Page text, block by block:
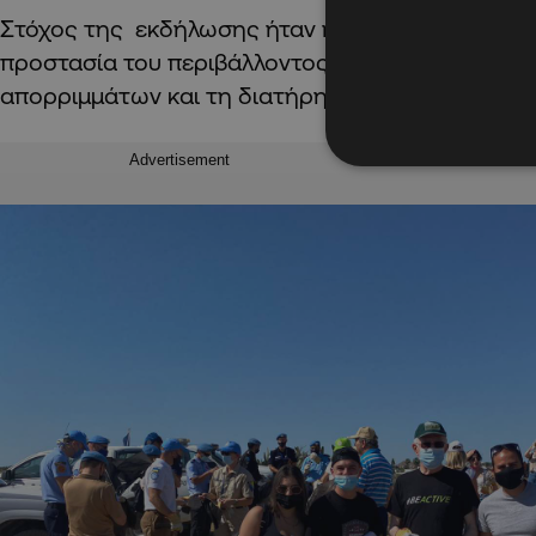
Στόχος της εκδήλωσης ήταν η «ευαισθητοποίηση
προστασία του περιβάλλοντος και την ατομική
απορριμμάτων και τη διατήρηση καθαρού
Advertisement